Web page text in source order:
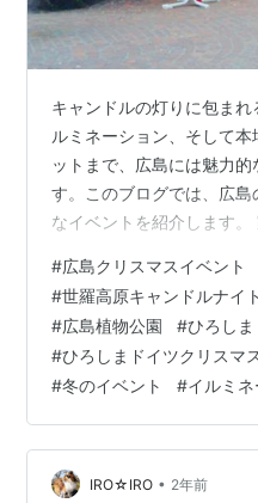
キャンドルの灯りに包ま
ルミネーション、そして
ットまで、広島には魅力
す。このブログでは、広
なイベントを紹介します
さいませ。 広島の冬を楽
スマスマーケット2024】
ョン マーケット クリスマ
いステージイベント 広島
しま ドイツ クリスマスマ
しい料理と飲み物 クリス
#広島クリスマスイベント
#世羅高原キャンドルナイ
#広島植物公園 #ひろし
#ひろしまドイツクリスマ
#冬のイベント #イルミ
IRO☆IRO • 2年前